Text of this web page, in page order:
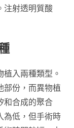
注射透明質酸
入兩種類型。
部份，而異物植
和合成的聚合
為低，但手術時